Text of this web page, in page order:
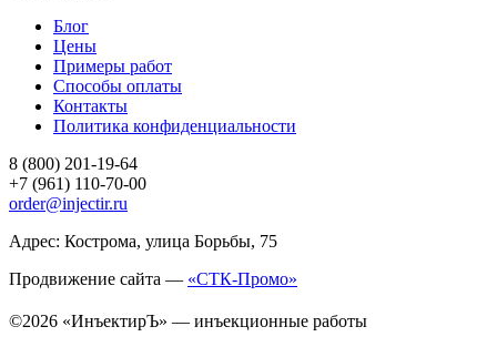
Блог
Цены
Примеры работ
Способы оплаты
Контакты
Политика конфиденциальности
8 (800) 201-19-64
+7 (961) 110-70-00
order@injectir.ru
Адрес: Кострома, улица Борьбы, 75
Продвижение сайта — «СТК-Промо»
©2026 «ИнъектирЪ» — инъекционные работы